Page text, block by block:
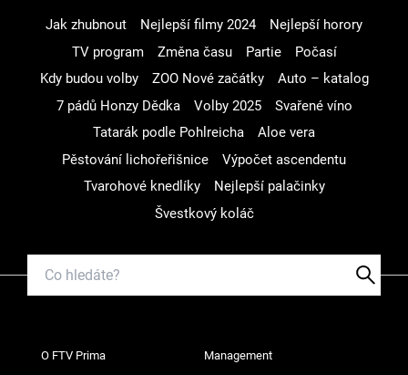
Jak zhubnout Nejlepší filmy 2024
Nejlepší horory
TV program
Změna času Partie
Počasí
Kdy budou volby
ZOO Nové začátky
Auto – katalog
7 pádů Honzy Dědka
Volby 2025
Svařené víno
Tatarák podle Pohlreicha
Aloe vera
Pěstování lichořeřišnice
Výpočet ascendentu
Tvarohové knedlíky
Nejlepší palačinky
Švestkový koláč
O FTV Prima Management